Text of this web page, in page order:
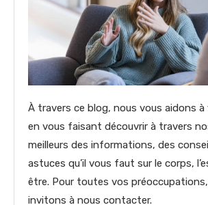
À travers ce blog, nous vous aidons à
en vous faisant découvrir à travers
meilleurs des informations, des
astuces qu’il vous faut sur le corps,
être. Pour toutes vos
invitons à nous contacter.